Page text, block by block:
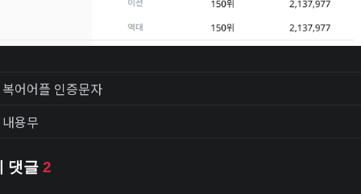
복어어플 인증문자
내용무
댓글 2